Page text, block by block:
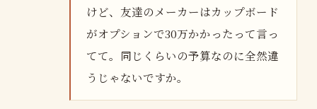
けど、友達のメーカーはカップボード
がオプションで30万かかったって言っ
てて。同じくらいの予算なのに全然違
うじゃないですか。